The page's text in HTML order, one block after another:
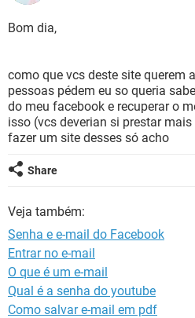
GUIA DE COMPRAS
INSTAGRAM
CELULAR
OUTLOOK
GUIA DE COMPRAS
JOGOS
OUTLOOK
INSTAGRAM
GUIA DE COMPRAS
Bom dia,
como que vcs deste site querem
pessoas pédem eu so queria
do meu facebook e recuperar o
isso (vcs deverian si prestar
fazer um site desses só acho
Share
Veja também:
Senha e e-mail do Facebook
Entrar no e-mail
O que é um e-mail
Qual é a senha do youtube
Como salvar e-mail em pdf